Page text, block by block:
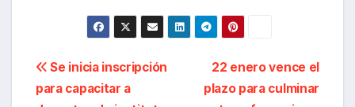
Navegación
22 enero vence el
plazo para culminar
Se inicia inscripción
para capacitar a